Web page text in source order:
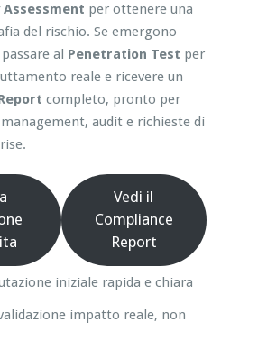
per ottenere una
del rischio. Se emergono
al Penetration Test per
reale e ricevere un
completo, pronto per
audit e richieste di
Vedi il
Compliance
Report
iniziale rapida e chiara
impatto reale, non